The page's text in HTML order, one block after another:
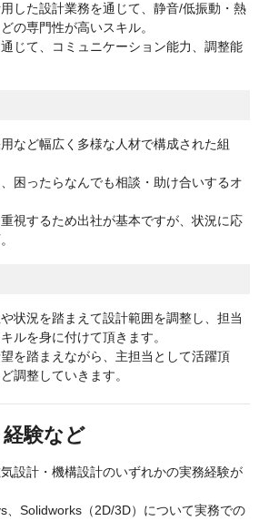
した設計業務を通じて、静音/低振動・熱
の専門性が高いスキル。
じて、コミュニケーション能力、調整能
など幅広く多様な人材で構成された組
困ったらなんでも相談・助け合いするオ
視するため出社が基本ですが、状況に応
状況を踏まえて設計範囲を調整し、担当
ルを身に付けて頂きます。
を踏まえながら、主担当として活躍頂
調整していきます。
験など
設計・機構設計のいずれかの実務経験が
、Solidworks（2D/3D）について実務での